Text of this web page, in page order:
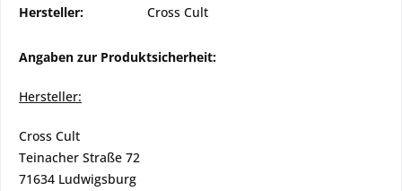
Hersteller:
Cross Cult
Angaben zur Produktsicherheit:
Hersteller:
Cross Cult
Teinacher Straße 72
71634 Ludwigsburg